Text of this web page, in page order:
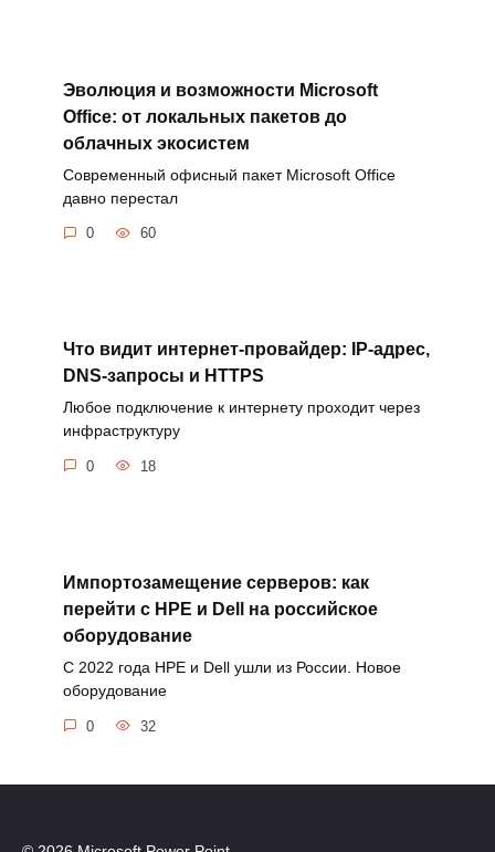
Эволюция и возможности Microsoft
Office: от локальных пакетов до
облачных экосистем
Современный офисный пакет Microsoft Office
давно перестал
0 60
Что видит интернет-провайдер: IP-адрес,
DNS-запросы и HTTPS
Любое подключение к интернету проходит через
инфраструктуру
0 18
Импортозамещение серверов: как
перейти с HPE и Dell на российское
оборудование
С 2022 года HPE и Dell ушли из России. Новое
оборудование
0 32